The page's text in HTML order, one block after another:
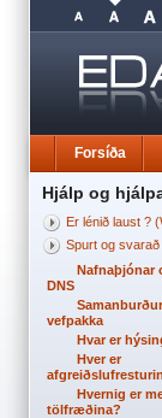
Forsíða
Hjálp og
Er lénið laust ?
Spurt og svarað
Nafnaþjónar
DNS
Samanburður
vefpakka
Hvar er
Hver er
Hvernig er
tölfræðina?